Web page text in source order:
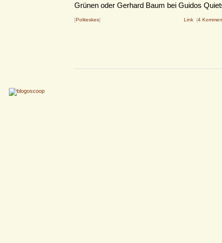
Grünen oder Gerhard Baum bei Guidos
[Politeskes] Link (4